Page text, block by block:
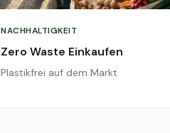
NACHHALTIGKEIT
Zero Waste Einkaufen
Plastikfrei auf dem Markt.